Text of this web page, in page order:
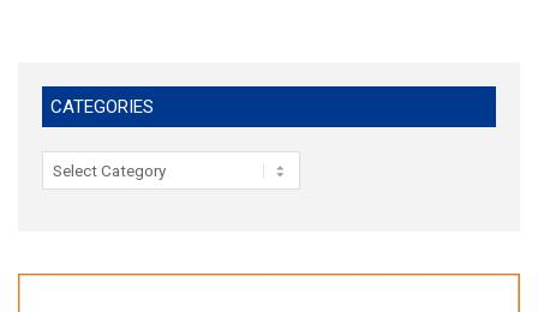
CATEGORIES
Categories